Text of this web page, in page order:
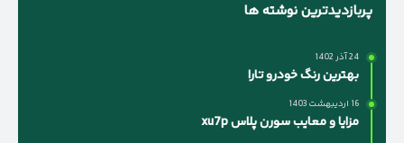
پربازدیدترین نوشته ها
24 آذر 1402
بهترین رنگ خودرو تارا
16 اردیبهشت 1403
مزایا و معایب سورن پلاس xu7p